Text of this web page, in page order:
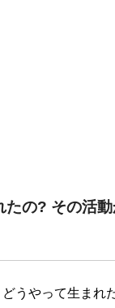
の? その活
うやって生まれ